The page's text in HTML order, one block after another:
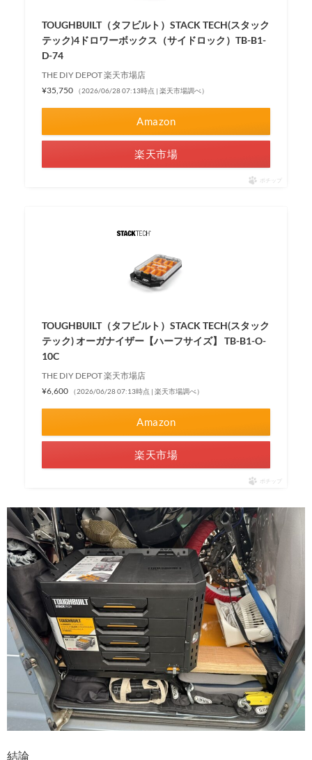
TOUGHBUILT（タフビルト）STACK TECH(スタック
テック)4ドロワーボックス（サイドロック）TB-B1-
D-74
THE DIY DEPOT 楽天市場店
¥35,750
（2026/06/28 07:13時点 | 楽天市場調べ）
Amazon
楽天市場
ポチップ
TOUGHBUILT（タフビルト）STACK TECH(スタック
テック) オーガナイザー【ハーフサイズ】 TB-B1-O-
10C
THE DIY DEPOT 楽天市場店
¥6,600
（2026/06/28 07:13時点 | 楽天市場調べ）
Amazon
楽天市場
ポチップ
結論